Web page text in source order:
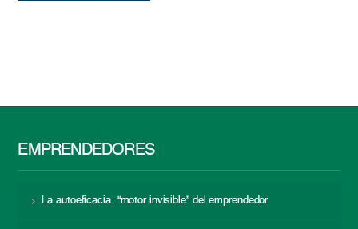
EMPRENDEDORES
La autoeficacia: “motor invisible” del emprendedor